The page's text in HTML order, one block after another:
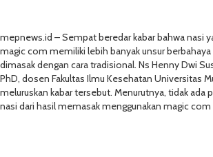
mepnews.id – Sempat beredar kabar bahwa nasi
magic com memiliki lebih banyak unsur
dimasak dengan cara tradisional. Ns Henny Dwi
PhD, dosen Fakultas Ilmu Kesehatan Universitas
meluruskan kabar tersebut. Menurutnya, tidak ada
nasi dari hasil memasak menggunakan magic